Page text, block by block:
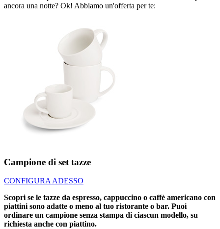
ancora una notte? Ok! Abbiamo un'offerta per te:
Campione di set tazze
CONFIGURA ADESSO
Scopri se le tazze da espresso, cappuccino o caffè americano con
piattini sono adatte o meno al tuo ristorante o bar. Puoi
ordinare un campione senza stampa di ciascun modello, su
richiesta anche con piattino.